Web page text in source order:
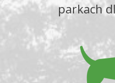
parkach